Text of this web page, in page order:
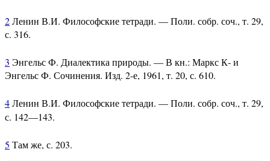
2Ленин В.И. Философские тетради. — Поли. собр. соч., т. 29,
с. 316.
3 Энгельс Ф. Диалектика природы. — В кн.: Маркс К- и
Энгельс Ф. Сочинения. Изд. 2-е, 1961, т. 20, с. 610.
4Ленин В.И. Философские тетради. — Поли. собр. соч., т. 29,
с. 142—143.
5 Там же, с. 203.